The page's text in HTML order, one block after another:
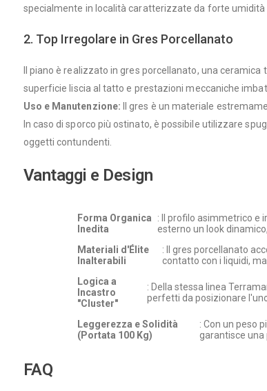
specialmente in località caratterizzate da forte umidità
2. Top Irregolare in Gres Porcellanato
Il piano è realizzato in gres porcellanato, una
superficie liscia al tatto e prestazioni meccaniche
Uso e Manutenzione: Il gres è un materiale
In caso di sporco più ostinato, è possibile utilizzare
oggetti contundenti.
Vantaggi e Design
Forma Organica
Inedita
: Il profilo asimmetrico e
esterno un look
Materiali d'Élite
Inalterabili
: Il gres porcellanato
contatto con i liquidi,
Logica a
Incastro
"Cluster"
: Della stessa linea
perfetti da posizionare
Leggerezza e Solidità
(Portata 100 Kg)
: Con un peso
garantisce
FAQ